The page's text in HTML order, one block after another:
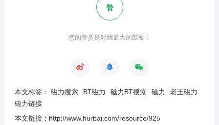
赞
您的赞赏是对我最大的鼓励！
本文标签： 磁力搜索 BT磁力 磁力BT搜索 磁力
老王磁力
磁力链接
本文链接： http://www.hurbai.com/resource/925